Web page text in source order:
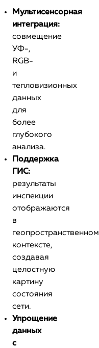
Мультисенсорная
интеграция:
совмещение
УФ-,
RGB-
и
тепловизионных
данных
для
более
глубокого
анализа.
Поддержка
ГИС:
результаты
инспекции
отображаются
в
геопространственном
контексте,
создавая
целостную
картину
состояния
сети.
Упрощение
данных
с